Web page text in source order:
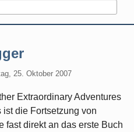
25. Oktober 2007
Extraordinary Adventures
die Fortsetzung von
fast direkt an das erste Buch